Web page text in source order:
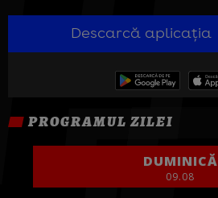
Descarcă aplicația
PROGRAMUL ZILEI
DUMINICĂ
09.08